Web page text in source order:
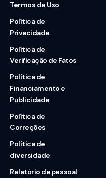
Termos de Uso
Política de
Privacidade
Política de
Verificação de Fatos
Política de
Financiamento e
Publicidade
Política de
Correções
Política de
diversidade
Relatório de pessoal